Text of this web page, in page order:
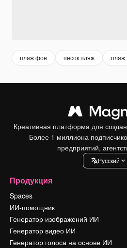
пляж фон песок пляж пляж
Креативная платформа для
Более 1 миллиона
предприятий,
Pусский
Продукция
Spaces
ИИ-помощник
Генератор изображений ИИ
Генератор видео ИИ
Генератор голоса на основе ИИ